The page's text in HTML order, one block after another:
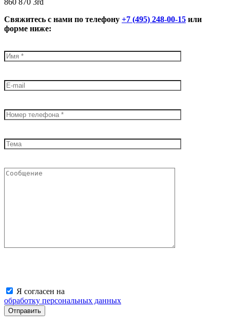
860 870 3rd
Свяжитесь с нами по телефону +7 (495) 248-00-15 или
форме ниже:
Я согласен на
обработку персональных данных